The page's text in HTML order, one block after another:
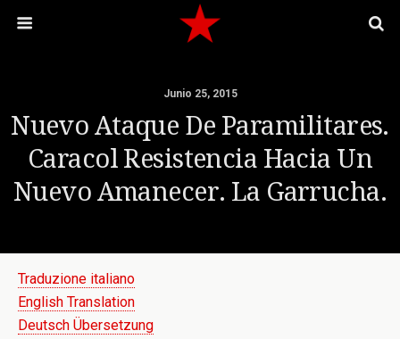
Junio 25, 2015
Nuevo Ataque De Paramilitares.
Caracol Resistencia Hacia Un
Nuevo Amanecer. La Garrucha.
Traduzione italiano
English Translation
Deutsch Übersetzung